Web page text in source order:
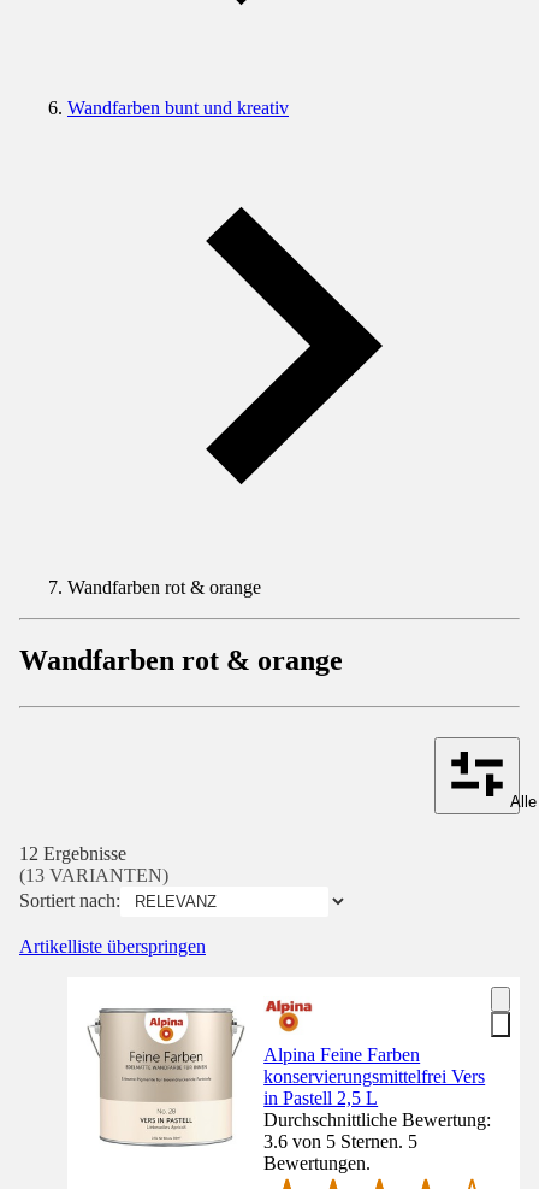
Wandfarben bunt und kreativ
Wandfarben rot & orange
Wandfarben rot & orange
12 Ergebnisse
(13 VARIANTEN)
Sortiert nach:
Artikelliste überspringen
Alpina Feine Farben
konservierungsmittelfrei Vers
in Pastell 2,5 L
Durchschnittliche Bewertung:
3.6 von 5 Sternen. 5
Bewertungen.